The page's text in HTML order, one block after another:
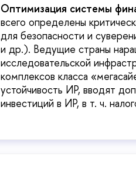
Оптимизация системы
всего определены
для безопасности и
и др.). Ведущие страны
исследовательской
комплексов класса
устойчивость ИР, вводят
инвестиций в ИР, в т. ч.